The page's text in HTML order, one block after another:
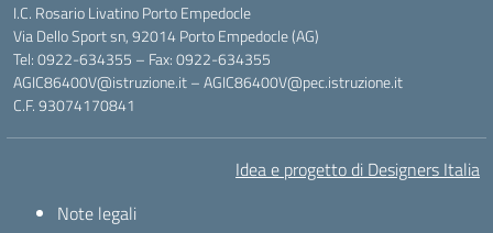
I.C. Rosario Livatino Porto Empedocle
Via Dello Sport sn, 92014 Porto Empedocle (AG)
Tel: 0922-634355 – Fax: 0922-634355
AGIC86400V@istruzione.it–AGIC86400V@pec.istruzione.it
C.F. 93074170841
Idea e progetto di Designers Italia
Note legali